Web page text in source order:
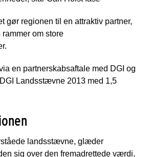
gør regionen til en attraktiv partner,
om store
en partnerskabsaftale med DGI og
Landsstævne 2013 med 1,5
landsstævne, glæder
sig over den fremadrettede værdi,